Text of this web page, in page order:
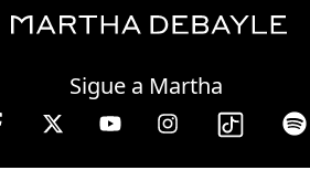
Sigue a Martha
en W, lunes a viernes de 10 a